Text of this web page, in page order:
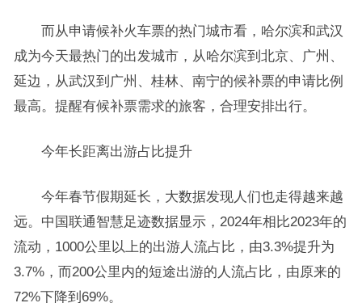
而从申请候补火车票的热门城市看，哈尔滨和武汉
成为今天最热门的出发城市，从哈尔滨到北京、广州、
延边，从武汉到广州、桂林、南宁的候补票的申请比例
最高。提醒有候补票需求的旅客，合理安排出行。
今年长距离出游占比提升
今年春节假期延长，大数据发现人们也走得越来越
远。中国联通智慧足迹数据显示，2024年相比2023年的
流动，1000公里以上的出游人流占比，由3.3%提升为
3.7%，而200公里内的短途出游的人流占比，由原来的
72%下降到69%。